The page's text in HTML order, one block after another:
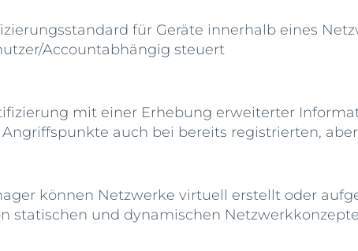
für Geräte innerhalb eines
Accountabhängig steuert
mit einer Erhebung erweiterter
Angriffspunkte auch bei bereits registrierten,
können Netzwerke virtuell erstellt oder
statischen und dynamischen